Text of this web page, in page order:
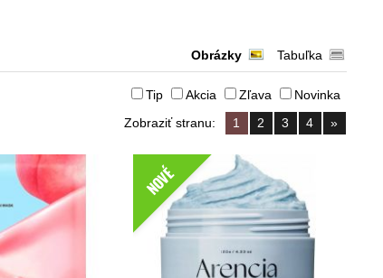
Obrázky Tabuľka
Tip Akcia Zľava
Novinka
Zobraziť stranu: 1 2 3 4 »
NOVÉ